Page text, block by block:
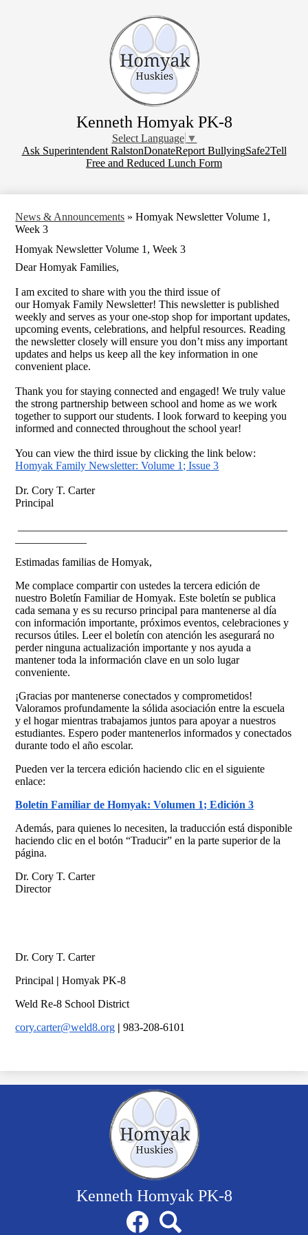
to
main
content
Kenneth Homyak PK-8
Select Language ▼
DonateAsk Superintendent RalstonDonateReport BullyingSafe2Tell
Free and Reduced Lunch Form
News & Announcements » Homyak Newsletter Volume 1,
Week 3
Homyak Newsletter Volume 1, Week 3
Dear Homyak Families,
I am excited to share with you the third issue of
our Homyak Family Newsletter! This newsletter is published
weekly and serves as your one-stop shop for important updates,
upcoming events, celebrations, and helpful resources. Reading
the newsletter closely will ensure you don’t miss any important
updates and helps us keep all the key information in one
convenient place.
Thank you for staying connected and engaged! We truly value
the strong partnership between school and home as we work
together to support our students.I look forward to keeping you
informed and connected throughout the school year!
You can view the third issue by clicking the link below:
Homyak Family Newsletter: Volume 1; Issue 3
Dr. Cory T. Carter
Principal
Estimadas familias de Homyak,
Me complace compartir con ustedes la tercera edición de
nuestro Boletín Familiar de Homyak. Este boletín se publica
cada semana y es su recurso principal para mantenerse al día
con información importante, próximos eventos, celebraciones y
recursos útiles. Leer el boletín con atención les asegurará no
perder ninguna actualización importante y nos ayuda a
mantener toda la información clave en un solo lugar
conveniente.
¡Gracias por mantenerse conectados y comprometidos!
Valoramos profundamente la sólida asociación entre la escuela
y el hogar mientras trabajamos juntos para apoyar a nuestros
estudiantes. Espero poder mantenerlos informados y conectados
durante todo el año escolar.
Pueden ver la tercera edición haciendo clic en el siguiente
enlace:
Boletín Familiar de Homyak: Volumen 1; Edición 3
Además, para quienes lo necesiten, la traducción está disponible
haciendo clic en el botón “Traducir” en la parte superior de la
página.
Dr. Cory T. Carter
Director
Dr. Cory T. Carter
Principal |Homyak PK-8
Weld Re-8 School District
cory.carter@weld8.org |983-208-6101
Kenneth Homyak PK-8
FacebookSearch